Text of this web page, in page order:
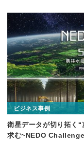
ビジネス事例
衛星データが切り拓く
求む~NEDO